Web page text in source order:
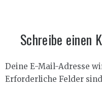
Schreibe einen
Deine E-Mail-Adresse
Erforderliche Felder